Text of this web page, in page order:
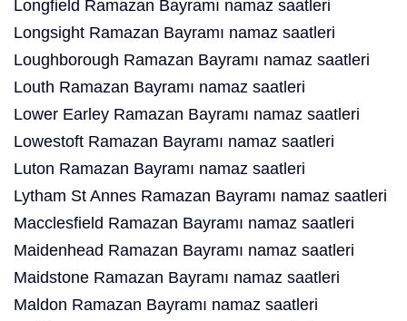
Longfield Ramazan Bayramı namaz saatleri
Longsight Ramazan Bayramı namaz saatleri
Loughborough Ramazan Bayramı namaz saatleri
Louth Ramazan Bayramı namaz saatleri
Lower Earley Ramazan Bayramı namaz saatleri
Lowestoft Ramazan Bayramı namaz saatleri
Luton Ramazan Bayramı namaz saatleri
Lytham St Annes Ramazan Bayramı namaz saatleri
Macclesfield Ramazan Bayramı namaz saatleri
Maidenhead Ramazan Bayramı namaz saatleri
Maidstone Ramazan Bayramı namaz saatleri
Maldon Ramazan Bayramı namaz saatleri